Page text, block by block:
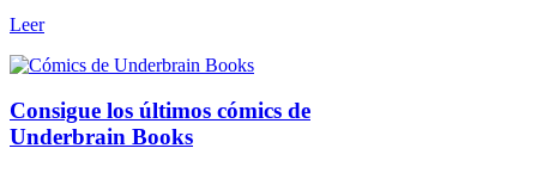
Leer
Consigue los últimos cómics de
Underbrain Books